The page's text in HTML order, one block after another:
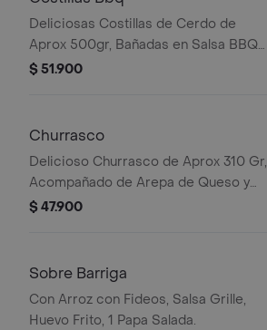
Deliciosas Costillas de Cerdo de
Aprox 500gr, Bañadas en Salsa BBQ
con Papas en Casco Crujientes
$ 51.900
Churrasco
Delicioso Churrasco de Aprox 310 Gr,
Acompañado de Arepa de Queso y
Papa Salada.
$ 47.900
Sobre Barriga
Con Arroz con Fideos, Salsa Grille,
Huevo Frito, 1 Papa Salada.